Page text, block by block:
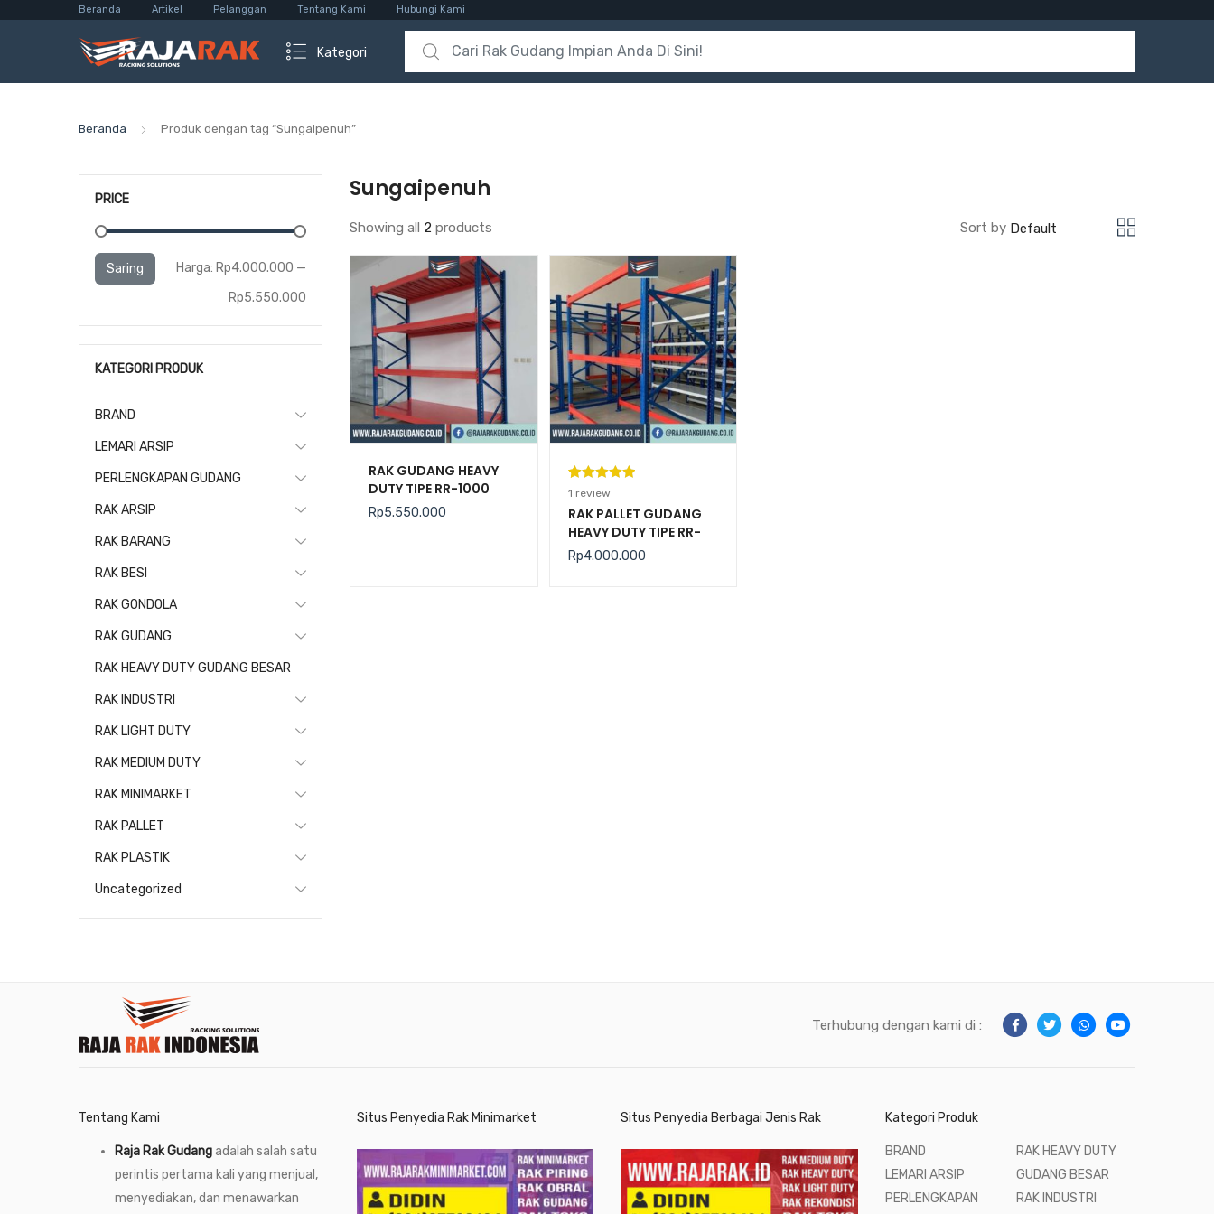
Beranda Artikel Pelanggan Tentang Kami Hubungi Kami
Kategori
Search for:
Beranda Produk dengan tag “Sungaipenuh”
Sungaipenuh
Showing all 2 products Sort by
RAK GUDANG HEAVY
DUTY TIPE RR-1000
Rp5.550.000
Peringkat
5.00dari 5
berdasarka
n
1
penilaian
1 review
RAK PALLET GUDANG
HEAVY DUTY TIPE RR-
2000 KAPASITAS 2
TON / LEVEL
Rp4.000.000
PRICE
Saring Harga: Rp4.000.000 —
Rp5.550.000
KATEGORI PRODUK
BRAND
LEMARI ARSIP
PERLENGKAPAN GUDANG
RAK ARSIP
RAK BARANG
RAK BESI
RAK GONDOLA
RAK GUDANG
RAK HEAVY DUTY GUDANG BESAR
RAK INDUSTRI
RAK LIGHT DUTY
RAK MEDIUM DUTY
RAK MINIMARKET
RAK PALLET
RAK PLASTIK
Uncategorized
Terhubung dengan kami di :
Tentang Kami
Raja Rak Gudangadalah salah satu
perintis pertama kali yang menjual,
menyediakan, dan menawarkan
Situs Penyedia Rak Minimarket Situs Penyedia Berbagai Jenis Rak Kategori Produk
BRAND
LEMARI ARSIP
PERLENGKAPAN
RAK HEAVY DUTY
GUDANG BESAR
RAK INDUSTRI